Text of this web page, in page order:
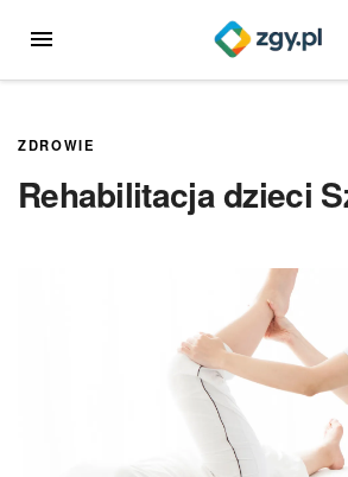
MENU
ZDROWIE
Rehabilitacja dzieci